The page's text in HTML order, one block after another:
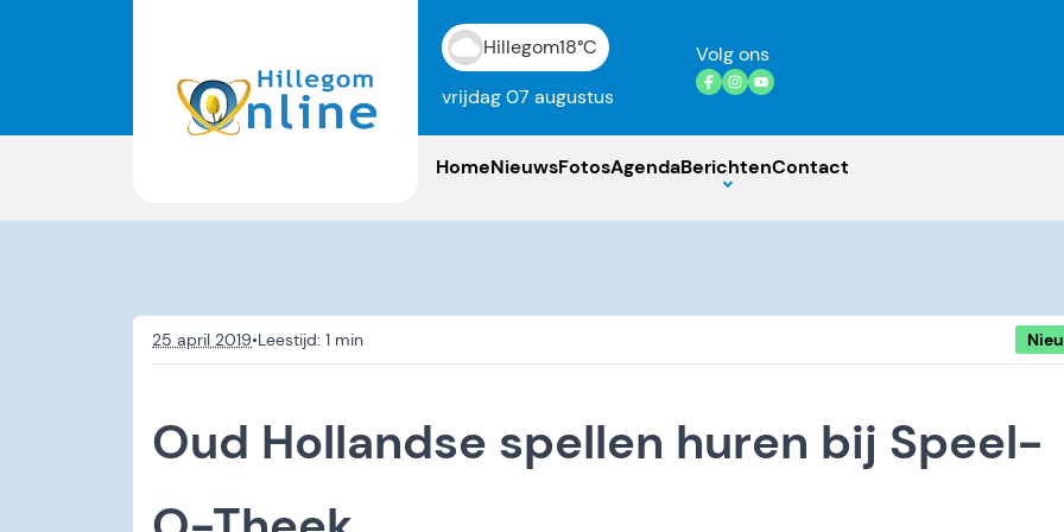
Hillegom18°C
vrijdag 07 augustus
Volg ons
HomeNieuwsFotosAgendaBerichtenContact
25 april 2019•
Oud Hollandse spellen huren bij Speel-